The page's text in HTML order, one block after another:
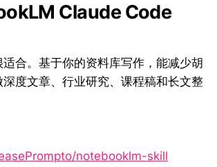
Claude Code
合。基于你的资料库写作，能减少胡
度文章、行业研究、课程稿和长文整
notebooklm-skill